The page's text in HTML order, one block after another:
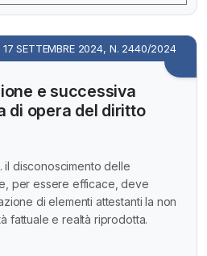
17 SETTEMBRE 2024, N. 2440/2024
e successiva
di opera del diritto
il disconoscimento delle
per essere efficace, deve
di elementi attestanti la non
fattuale e realtà riprodotta.